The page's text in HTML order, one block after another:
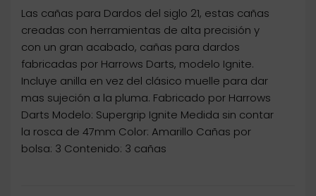
Las cañas para Dardos del siglo 21, estas cañas
creadas con herramientas de alta precisión y
con un gran acabado, cañas para dardos
fabricadas por Harrows Darts, modelo Ignite.
Incluye anilla en vez del clásico muelle para dar
mas sujeción a la pluma. Fabricado por Harrows
Darts Modelo: Supergrip Ignite Medida sin contar
la rosca de 47mm Color: Amarillo Cañas por
bolsa: 3 Contenido: 3 cañas